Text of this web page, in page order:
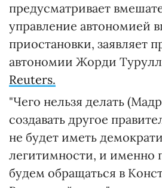
предусматривает
управление автономией
приостановки, заявляет
автономии Жорди
Reuters.
"Чего нельзя делать
создавать другое
не будет иметь
легитимности, и именно
будем обращаться в